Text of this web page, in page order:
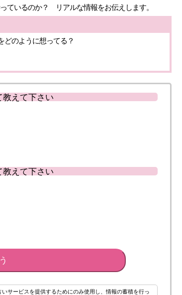
いるのか？ リアルな情報をお伝えします。
のように想ってる？
教えて下さい
教えて下さい
サービスを提供するためにのみ使用し、情報の蓄積を行っ